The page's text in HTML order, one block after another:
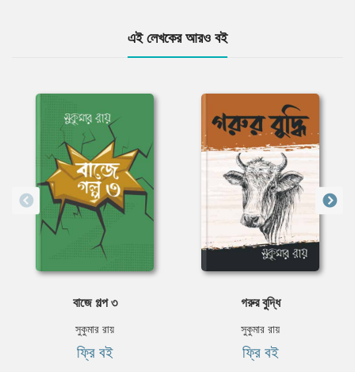
এই লেখকের আরও বই
বাজে গল্প ৩
সুকুমার রায়
ফ্রি বই
গরুর বুদ্ধি
সুকুমার রায়
ফ্রি বই